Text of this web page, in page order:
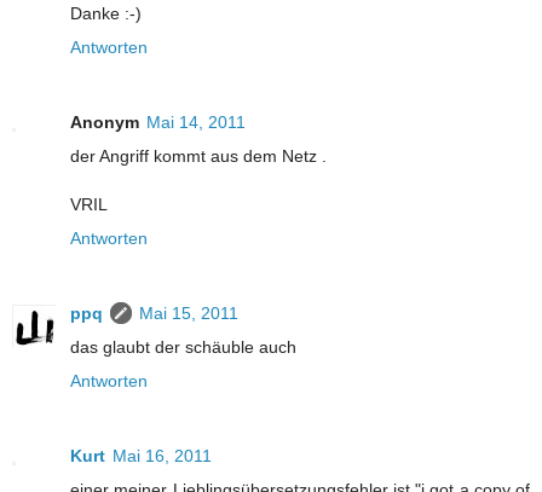
Danke :-)
Antworten
Anonym Mai 14, 2011
der Angriff kommt aus dem Netz .
VRIL
Antworten
ppq
Mai 15, 2011
das glaubt der schäuble auch
Antworten
Kurt Mai 16, 2011